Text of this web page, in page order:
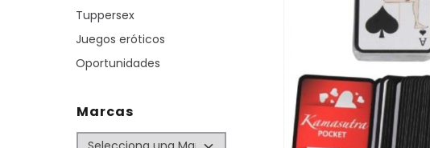
Tuppersex
Juegos eróticos
Oportunidades
Marcas